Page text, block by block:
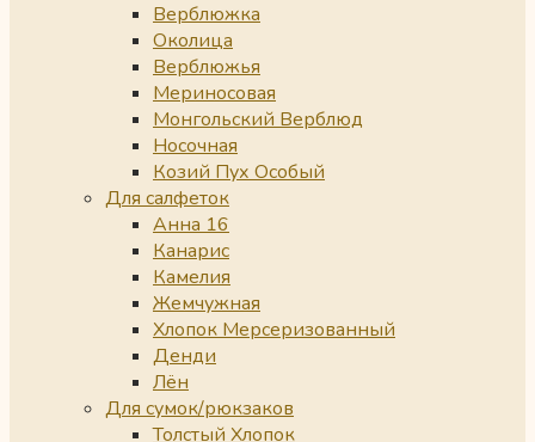
Верблюжка
Околица
Верблюжья
Мериносовая
Монгольский Верблюд
Носочная
Козий Пух Особый
Для салфеток
Анна 16
Канарис
Камелия
Жемчужная
Хлопок Мерсеризованный
Денди
Лён
Для сумок/рюкзаков
Толстый Хлопок